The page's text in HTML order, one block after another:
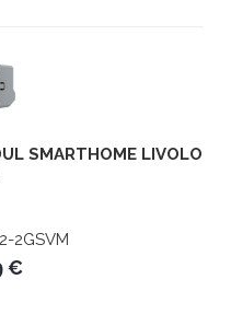
SMARTHOME LIVOLO
2GSVM
€